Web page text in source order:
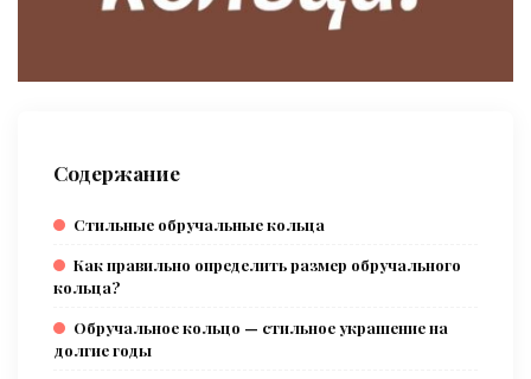
Содержание
Стильные обручальные кольца
Как правильно определить размер обручального
кольца?
Обручальное кольцо — стильное украшение на
долгие годы